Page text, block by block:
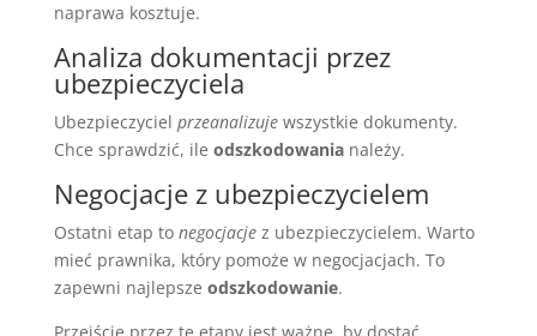
naprawa kosztuje.
Analiza dokumentacji przez
ubezpieczyciela
Ubezpieczyciel przeanalizujewszystkie dokumenty.
Chce sprawdzić, ile odszkodowanianależy.
Negocjacje z ubezpieczycielem
Ostatni etap to negocjacjez ubezpieczycielem. Warto
mieć prawnika, który pomoże w negocjacjach. To
zapewni najlepsze odszkodowanie.